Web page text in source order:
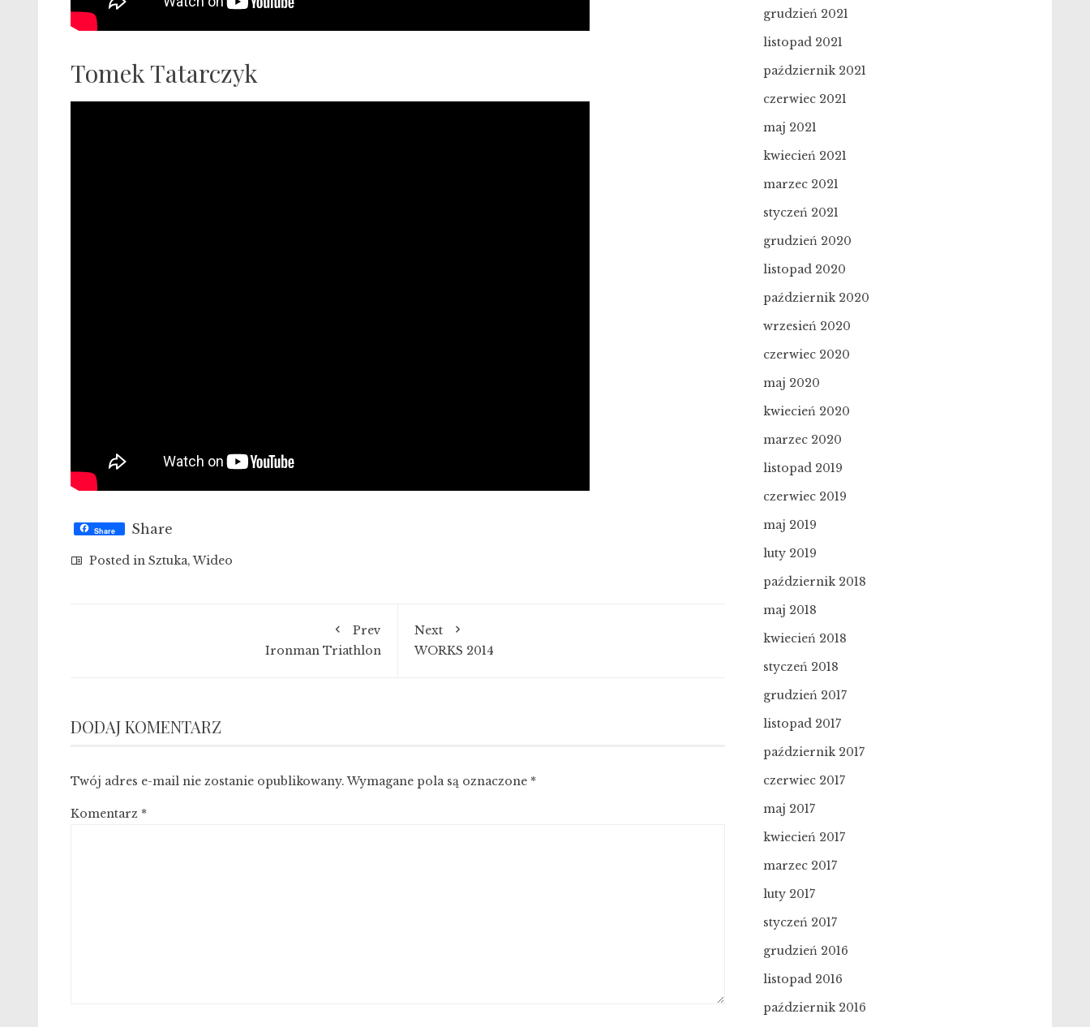
Tomek Tatarczyk
Share Share
Posted in Sztuka,Wideo
Prev
Ironman Triathlon
Next
WORKS 2014
DODAJ KOMENTARZ
Twój adres e-mail nie zostanie opublikowany. Wymagane pola są oznaczone *
Komentarz *
grudzień 2021
listopad 2021
październik 2021
czerwiec 2021
maj 2021
kwiecień 2021
marzec 2021
styczeń 2021
grudzień 2020
listopad 2020
październik 2020
wrzesień 2020
czerwiec 2020
maj 2020
kwiecień 2020
marzec 2020
listopad 2019
czerwiec 2019
maj 2019
luty 2019
październik 2018
maj 2018
kwiecień 2018
styczeń 2018
grudzień 2017
listopad 2017
październik 2017
czerwiec 2017
maj 2017
kwiecień 2017
marzec 2017
luty 2017
styczeń 2017
grudzień 2016
listopad 2016
październik 2016